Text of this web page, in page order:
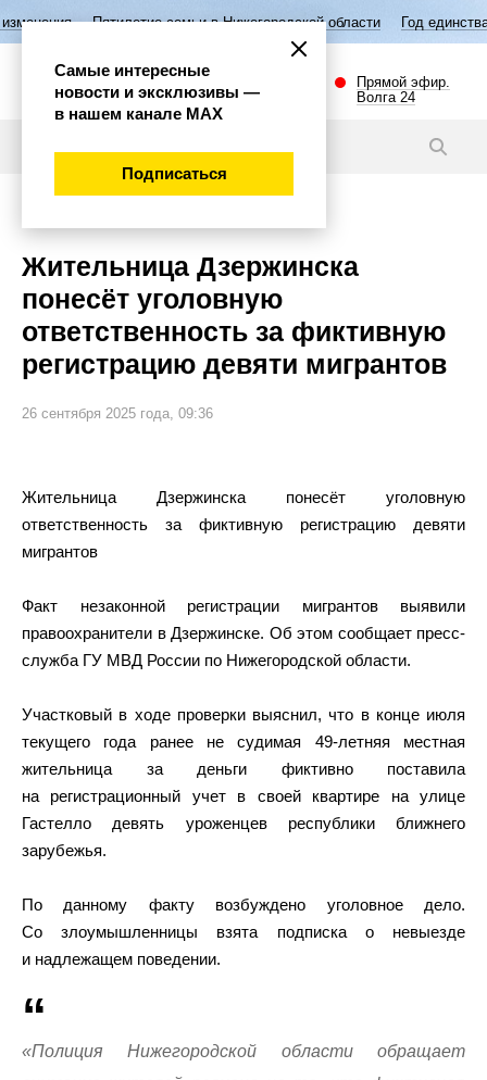
семьи в Нижегородской области Год единства народов России
Прямой эфир.
Волга 24
Жительница Дзержинска
понесёт уголовную
ответственность за фиктивную
регистрацию девяти мигрантов
26 сентября 2025 года, 09:36
Жительница Дзержинска понесёт уголовную
ответственность за фиктивную регистрацию девяти
мигрантов
Факт незаконной регистрации мигрантов выявили
правоохранители в Дзержинске. Об этом сообщает пресс-
служба ГУ МВД России по Нижегородской области.
Участковый в ходе проверки выяснил, что в конце июля
текущего года ранее не судимая 49-летняя местная
жительница за деньги фиктивно поставила
на регистрационный учет в своей квартире на улице
Гастелло девять уроженцев республики ближнего
зарубежья.
По данному факту возбуждено уголовное дело.
Со злоумышленницы взята подписка о невыезде
и надлежащем поведении.
«Полиция Нижегородской области обращает
Самые интересные
новости и эксклюзивы —
в нашем канале МАХ
Подписаться